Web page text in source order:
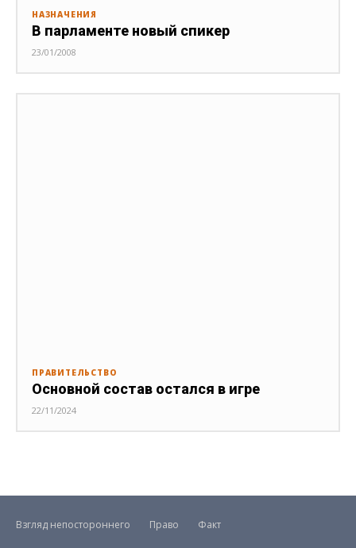
НАЗНАЧЕНИЯ
В парламенте новый спикер
23/01/2008
ПРАВИТЕЛЬСТВО
Основной состав остался в игре
22/11/2024
Взгляд непостороннего Право
Факт